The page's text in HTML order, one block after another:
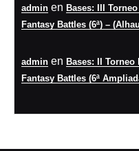
admin en Bases: III
Fantasy Battles (6ª) –
admin en Bases: II
Fantasy Battles (6ª